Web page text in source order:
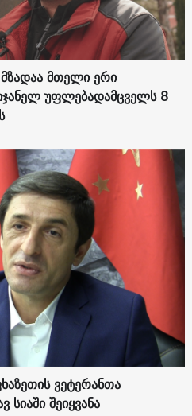
მთელი ერი
უფლებადამცველს 8
ვეტერანთა
შეიყვანა